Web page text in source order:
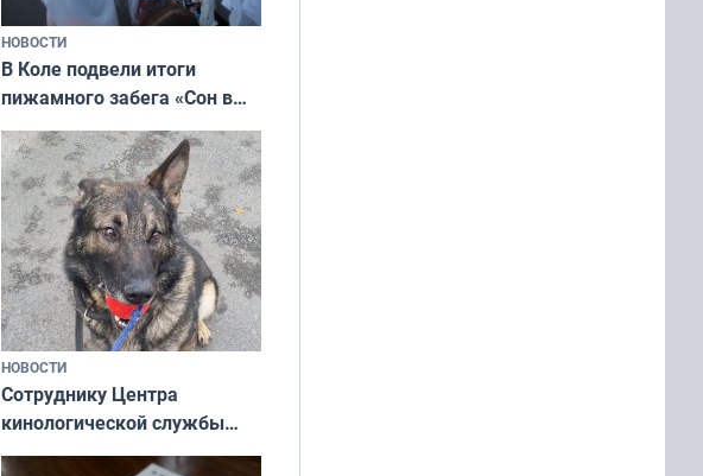
НОВОСТИ
В Коле подвели итоги
пижамного забега «Сон в
Олимпийскую ночь»
НОВОСТИ
Сотруднику Центра
кинологической службы
ищут новый дом